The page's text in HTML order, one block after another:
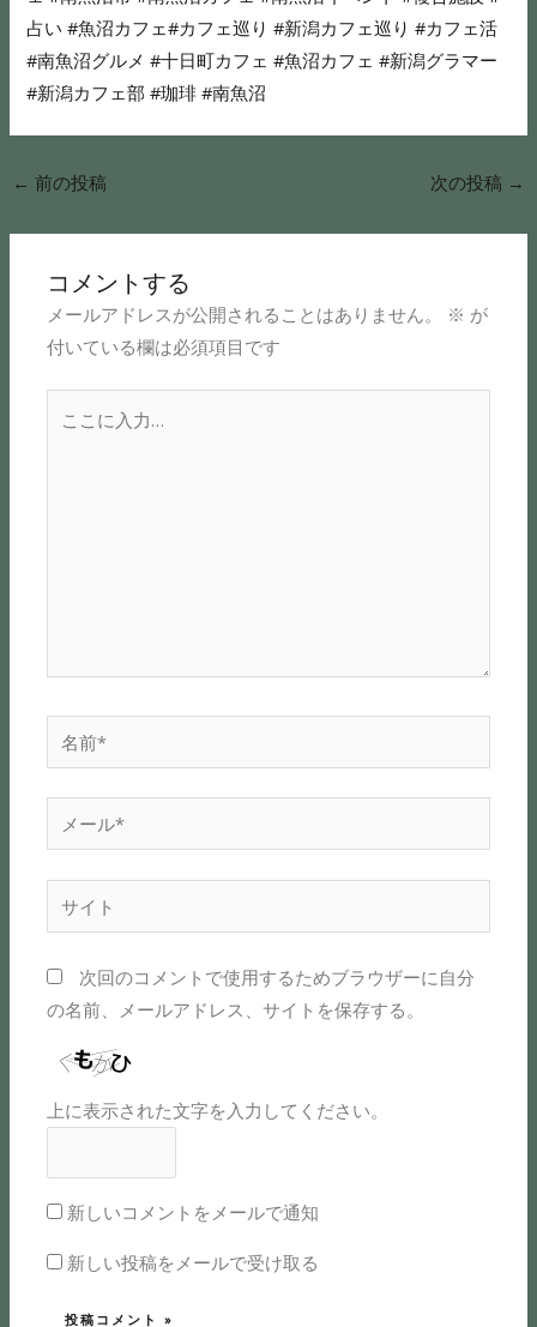
← 前の投稿 次の投稿 →
コメントする
メールアドレスが公開されることはありません。 ※ が
付いている欄は必須項目です
前
*
ー
ル
イ
次回のコメントで使用するためブラウザーに自分
の名前、メールアドレス、サイトを保存する。
上に表示された文字を入力してください。
新しいコメントをメールで通知
新しい投稿をメールで受け取る